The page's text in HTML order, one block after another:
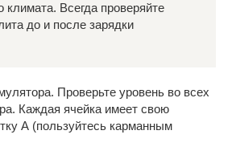
климата. Всегда проверяйте
до и после зарядки
Проверьте уровень во всех
Каждая ячейка имеет свою
А (пользуйтесь карманным